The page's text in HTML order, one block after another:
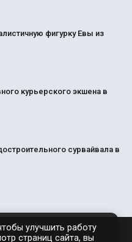
фигурку Евы из
курьерского экшена в
сурвайвала в
улучшить работу
страниц сайта, вы